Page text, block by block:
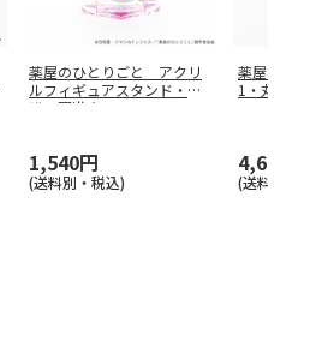
薬屋のひとりごと アクリ
ルフィギュアスタンド・猫
猫 園遊会
1,540円
(送料別・税込)
薬屋のひと
1・丸印
4,620円
(送料別・税